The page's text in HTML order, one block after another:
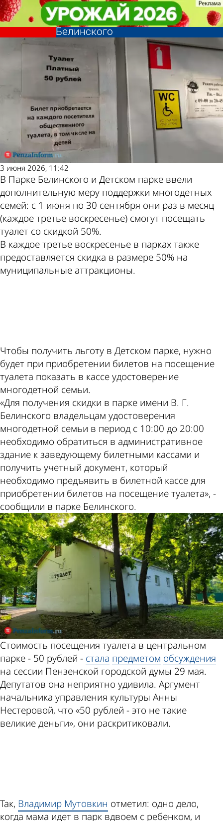
Многодетным раз в месяц
сделают скидку на туалет в парке
Белинского
Общество
3 июня 2026, 11:42
В Парке Белинского и Детском парке ввели
дополнительную меру поддержки многодетных
семей: с 1 июня по 30 сентября они раз в месяц
(каждое третье воскресенье) смогут посещать
туалет со скидкой 50%.
В каждое третье воскресенье в парках также
предоставляется скидка в размере 50% на
муниципальные аттракционы.
Чтобы получить льготу в Детском парке, нужно
будет при приобретении билетов на посещение
туалета показать в кассе удостоверение
многодетной семьи.
«Для получения скидки в парке имени В. Г.
Белинского владельцам удостоверения
многодетной семьи в период с 10:00 до 20:00
необходимо обратиться в административное
здание к заведующему билетными кассами и
получить учетный документ, который
необходимо предъявить в билетной кассе для
приобретении билетов на посещение туалета», -
сообщили в парке Белинского.
Стоимость посещения туалета в центральном
парке - 50 рублей - стала предметом обсуждения
на сессии Пензенской городской думы 29 мая.
Депутатов она неприятно удивила. Аргумент
начальника управления культуры Анны
Нестеровой, что «50 рублей - это не такие
великие деньги», они раскритиковали.
Так, Владимир Мутовкин отметил: одно дело,
когда мама идет в парк вдвоем с ребенком, и
Многодетным раз в месяц
сделают скидку на туалет в парке
Белинского
Общество
Другие
новости по
теме
Погода и
курсы валют
в Пензе